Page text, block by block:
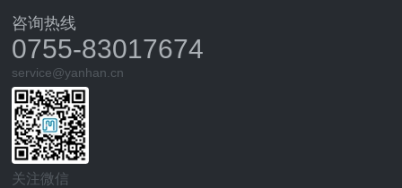
咨询热线
0755-83017674
service@yanhan.cn
关注微信